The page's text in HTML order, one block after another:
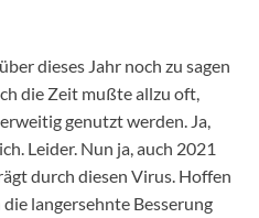
dieses Jahr noch zu sagen
die Zeit mußte allzu oft,
genutzt werden. Ja,
Leider. Nun ja, auch 2021
durch diesen Virus. Hoffen
langersehnte Besserung